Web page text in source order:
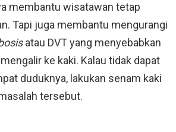
membantu wisatawan tetap
Tapi juga membantu mengurangi
atau DVT yang menyebabkan
ke kaki. Kalau tidak dapat
duduknya, lakukan senam kaki
tersebut.